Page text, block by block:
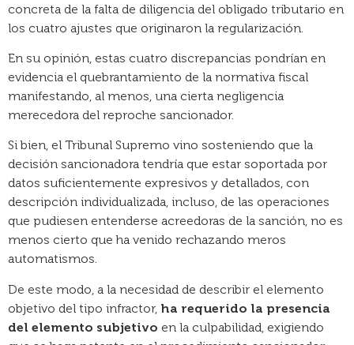
concreta de la falta de diligencia del obligado tributario en
los cuatro ajustes que originaron la regularización.
En su opinión, estas cuatro discrepancias pondrían en
evidencia el quebrantamiento de la normativa fiscal
manifestando, al menos, una cierta negligencia
merecedora del reproche sancionador.
Si bien, el Tribunal Supremo vino sosteniendo que la
decisión sancionadora tendría que estar soportada por
datos suficientemente expresivos y detallados, con
descripción individualizada, incluso, de las operaciones
que pudiesen entenderse acreedoras de la sanción, no es
menos cierto que ha venido rechazando meros
automatismos.
De este modo, a la necesidad de describir el elemento
objetivo del tipo infractor, ha requerido la presencia
del elemento subjetivo en la culpabilidad, exigiendo